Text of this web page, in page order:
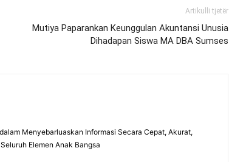
Artikulli tjetër
Mutiya Paparankan Keunggulan Akuntansi Unusia
Dihadapan Siswa MA DBA Sumses
Menyebarluaskan Informasi Secara Cepat, Akurat,
Elemen Anak Bangsa